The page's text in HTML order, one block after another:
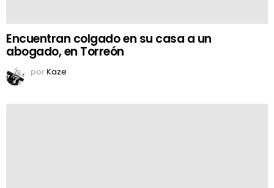
Encuentran colgado en su casa a un
abogado, en Torreón
porKaze